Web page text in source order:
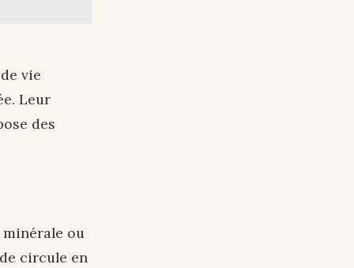
vie
Leur
des
ou
circule en